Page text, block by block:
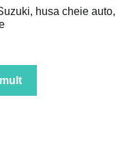
husa cheie auto,